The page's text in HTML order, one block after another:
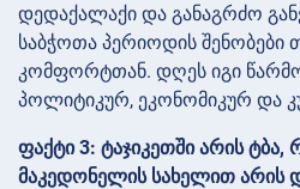
დედაქალაქი და განაგრძო
საბჭოთა პერიოდის შენობები
კომფორტთან. დღეს იგი
პოლიტიკურ, ეკონომიკურ და
ფაქტი 3: ტაჯიკეთში არის
მაკედონელის სახელით არის